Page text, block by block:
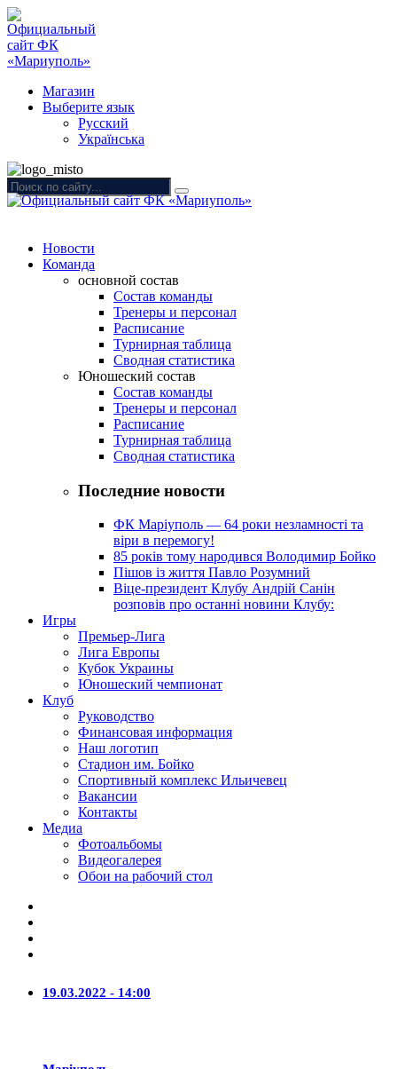
Магазин
Выберите язык
Русский
Українська
Новости
Команда
основной состав
Состав команды
Тренеры и персонал
Расписание
Турнирная таблица
Сводная статистика
Юношеский состав
Состав команды
Тренеры и персонал
Расписание
Турнирная таблица
Сводная статистика
Последние новости
ФК Маріуполь — 64 роки незламності та
віри в перемогу!
85 років тому народився Володимир Бойко
Пішов із життя Павло Розумний
Віце-президент Клубу Андрій Санін
розповів про останні новини Клубу:
Игры
Премьер-Лига
Лига Европы
Кубок Украины
Юношеский чемпионат
Клуб
Руководство
Финансовая информация
Наш логотип
Стадион им. Бойко
Спортивный комплекс Ильичевец
Вакансии
Контакты
Медиа
Фотоальбомы
Видеогалерея
Обои на рабочий стол
19.03.2022 - 14:00